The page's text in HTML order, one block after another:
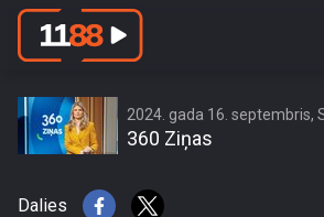
112 zvanu centrā katru
2024. gada 16. septembris,
360 Ziņas
Dalies